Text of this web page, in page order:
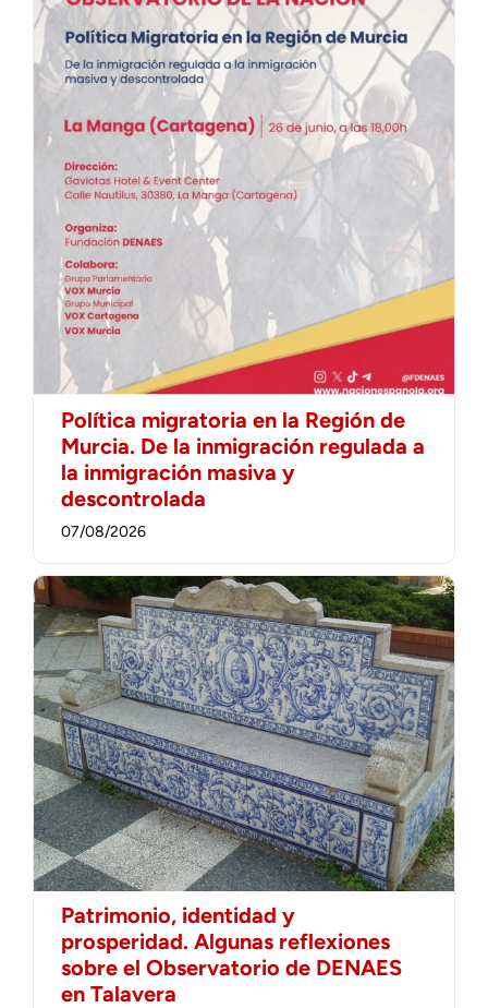
Política migratoria en la Región de
Murcia. De la inmigración regulada a
la inmigración masiva y
descontrolada
07/08/2026
Patrimonio, identidad y
prosperidad. Algunas reflexiones
sobre el Observatorio de DENAES
en Talavera